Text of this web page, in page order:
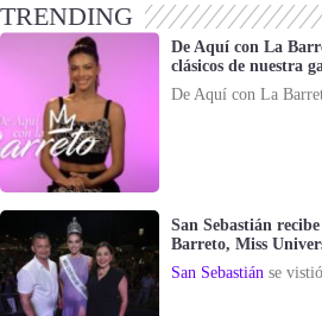
TRENDING
De Aquí con La
clásicos de nuestra
De Aquí con La
San Sebastián
Barreto, Miss
San Sebastián se